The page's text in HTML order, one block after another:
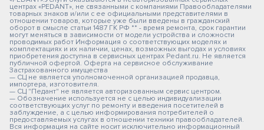
центрах «PEDANT», не связанными с компаниями Правообладателями
товарных знаков и/или с ее официальными представителями в
отношении товаров, которые уже были введены в гражданский
оборот в смысле статьи 1487 ГК РФ ** - время ремонта, срок гарантии
могут меняться в зависимости от модели устройства и сложности
проводимых работ Информация о соответствующих моделях и
комплектациях и их наличии, ценах, возможных выгодах и условиях
приобретения доступна в сервисных центрах Pedant.ru. Не является
публичной офертой. Оферта на сервисное обслуживание
Застрахованного имущества
— СЦ не является уполномоченной организацией продавца,
импортера, изготовителя.
— СЦ "Педант" не является авторизованным сервис центром.
— Обозначение используется не с целью индивидуализации
соответствующих услуг по ремонту и введения посетителей в
заблуждение, а с целью информирования потребителей о
предоставляемых услугах в отношении техники правообладателей.
Вся информация на сайте носит исключительно информационный